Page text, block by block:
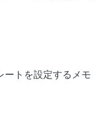
ートを設定するメモ